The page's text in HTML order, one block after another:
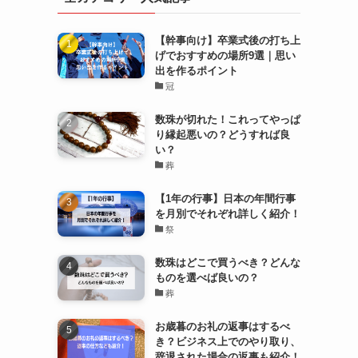
【幹事向け】卒業式後の打ち上
げでおすすめの場所9選｜思い
出を作るポイント
冠
数珠が切れた！これってやっぱ
り縁起悪いの？どうすれば良
い？
葬
【1年の行事】日本の年間行事
を月別でそれぞれ詳しく紹介！
祭
数珠はどこで買うべき？どんな
ものを選べば良いの？
葬
お歳暮のお礼の返事はするべ
き？ビジネス上でのやり取り、